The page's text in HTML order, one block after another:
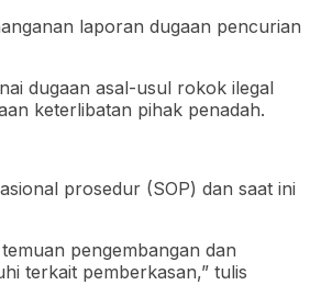
laporan dugaan pencurian
dugaan asal-usul rokok ilegal
keterlibatan pihak penadah.
prosedur (SOP) dan saat ini
pengembangan dan
terkait pemberkasan,” tulis